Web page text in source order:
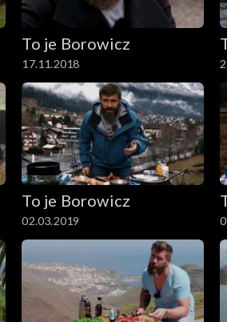
To je Borowicz
17.11.2018
To je Borowicz
02.03.2019